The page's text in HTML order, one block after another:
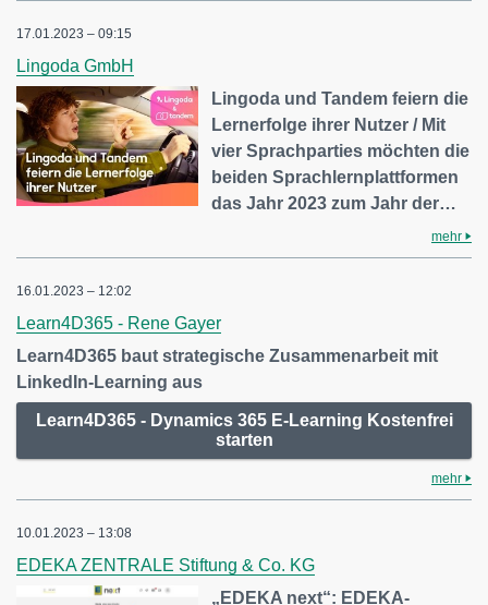
17.01.2023 – 09:15
Lingoda GmbH
Lingoda und Tandem feiern die
Lernerfolge ihrer Nutzer / Mit
vier Sprachparties möchten die
beiden Sprachlernplattformen
das Jahr 2023 zum Jahr der…
mehr
16.01.2023 – 12:02
Learn4D365 - Rene Gayer
Learn4D365 baut strategische Zusammenarbeit mit
LinkedIn-Learning aus
Learn4D365 - Dynamics 365 E-Learning Kostenfrei
starten
mehr
10.01.2023 – 13:08
EDEKA ZENTRALE Stiftung & Co. KG
„EDEKA next“: EDEKA-